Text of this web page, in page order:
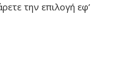
την επιλογή εφ’